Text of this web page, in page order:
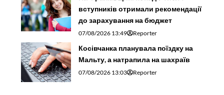
вступників отримали рекомендації
до зарахування на бюджет
07/08/2026 13:49 Reporter
Косівчанка планувала поїздку на
Мальту, а натрапила на шахраїв
07/08/2026 13:03 Reporter